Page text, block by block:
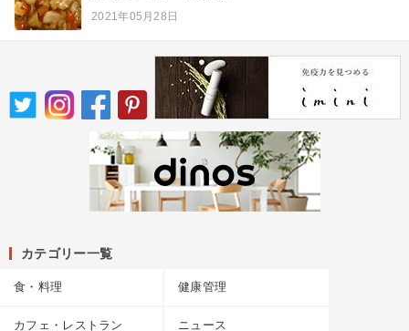
2021年05月28日
カテゴリー一覧
食・料理 健康管理
カフェ・レストラン ニュース